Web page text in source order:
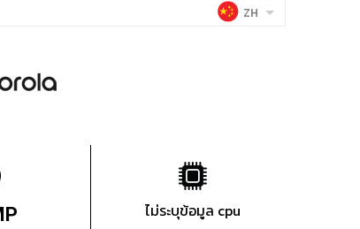
ZH
ไม่ระบุข้อมูล cpu